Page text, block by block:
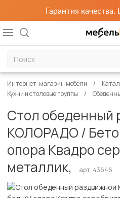
Гарантия
Интернет-магазин мебели
Кухни и столовые группы
Стол обеденный
КОЛОРАДО /
опора Квадро
металлик,
арт. 43646